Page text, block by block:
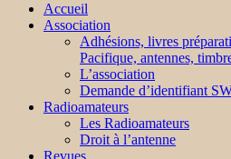
Accueil
Association
Adhésions, livres
Pacifique, antennes,
L’association
Demande d’identifiant
Radioamateurs
Les Radioamateurs
Droit à l’antenne
Revues